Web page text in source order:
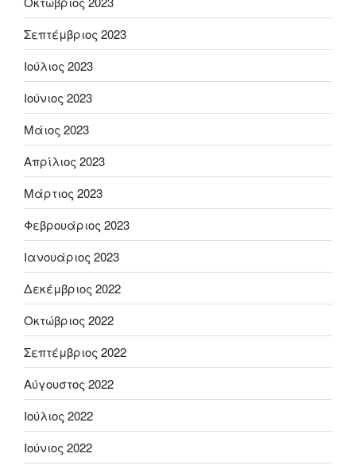
Σεπτέμβριος 2023
Ιούλιος 2023
Ιούνιος 2023
Μάιος 2023
Απρίλιος 2023
Μάρτιος 2023
Φεβρουάριος 2023
Ιανουάριος 2023
Δεκέμβριος 2022
Οκτώβριος 2022
Σεπτέμβριος 2022
Αύγουστος 2022
Ιούλιος 2022
Ιούνιος 2022